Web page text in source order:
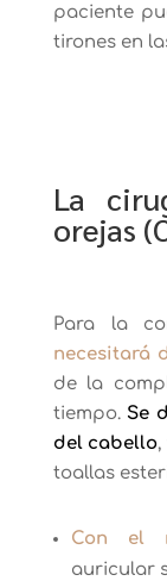
paciente
tirones en
La
orejas
Para la
necesitará
de la
tiempo. Se
del cabello
toallas
Con el
auricular